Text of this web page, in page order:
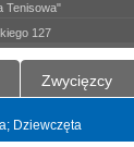
Tenisowa"
127
Zwycięzcy
Dziewczęta